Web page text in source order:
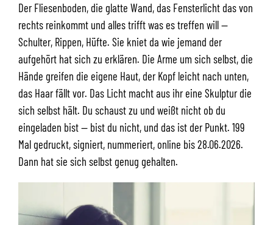
Der Fliesenboden, die glatte Wand, das Fensterlicht das von
rechts reinkommt und alles trifft was es treffen will —
Schulter, Rippen, Hüfte. Sie kniet da wie jemand der
aufgehört hat sich zu erklären. Die Arme um sich selbst, die
Hände greifen die eigene Haut, der Kopf leicht nach unten,
das Haar fällt vor. Das Licht macht aus ihr eine Skulptur die
sich selbst hält. Du schaust zu und weißt nicht ob du
eingeladen bist — bist du nicht, und das ist der Punkt. 199
Mal gedruckt, signiert, nummeriert, online bis 28.06.2026.
Dann hat sie sich selbst genug gehalten.